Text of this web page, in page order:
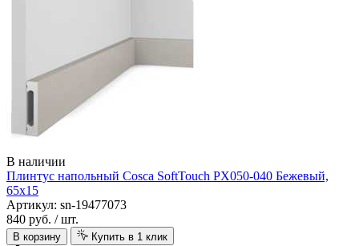
В наличии
Плинтус напольный Cosca SoftTouch PX050-040 Бежевый,
65х15
Артикул: sn-19477073
840 руб. / шт.
В корзину Купить в 1 клик